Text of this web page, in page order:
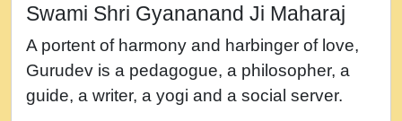
नह भरस रह लडडल... अपन खट करम क !!!! मह दद
सहर चरण क .....mp3
बगड नसब कसन सवर तर बगर Shri ravinandan
shastri ji maharaj.mp3
Swami Shri Gyananand Ji Maharaj
A portent of harmony and harbinger of love,
Gurudev is a pedagogue, a philosopher, a
guide, a writer, a yogi and a social server.